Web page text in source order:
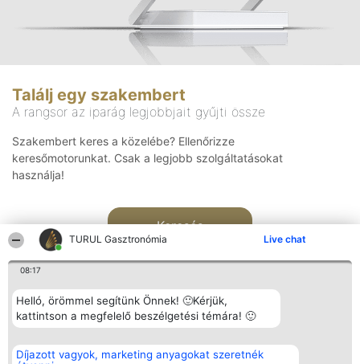
TURUL Gasztronómia Live chat
08:17
Helló, örömmel segítünk Önnek! 🙂Kérjük,
kattintson a megfelelő beszélgetési témára! 🙂
Díjazott vagyok, marketing anyagokat szeretnék
Találj egy szakembert
A rangsor az iparág legjobbjait gyűjti össze
Szakembert keres a közelébe? Ellenőrizze
keresőmotorunkat. Csak a legjobb szolgáltatásokat
használja!
Keresés
Rangsorszervező
SC Beautiful Company S.R.L.
Népszavazás
Nyertesek
Elérhetőség
Elérhetőség